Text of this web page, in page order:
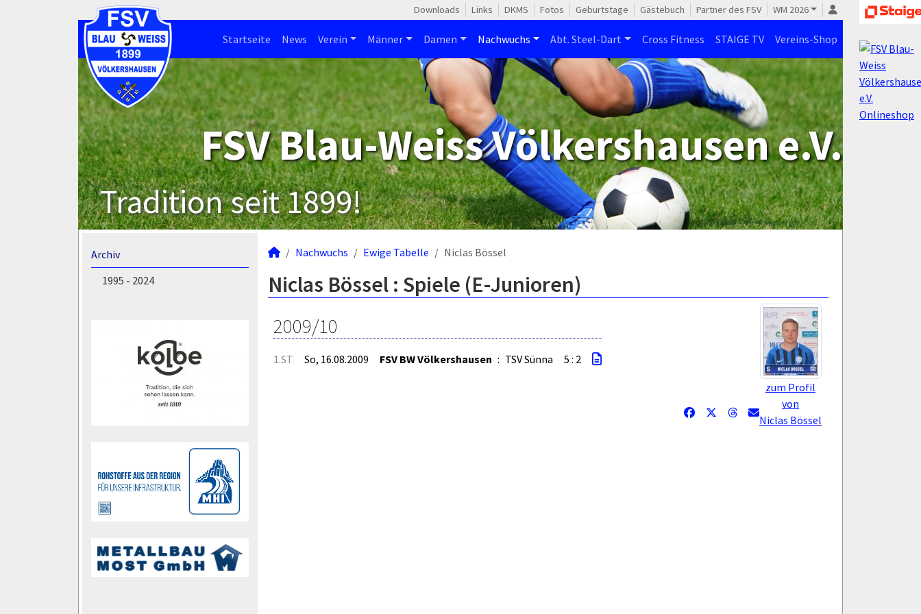
Downloads Links DKMS Fotos Geburtstage Gästebuch Partner des FSV WM 2026
Startseite News Verein Männer Damen Nachwuchs Abt. Steel-Dart Cross Fitness STAIGE TV Vereins-Shop
FSV Blau-Weiss Völkershausen e.V.
Tradition seit 1899!
Archiv
1995 - 2024
Nachwuchs Ewige Tabelle Niclas Bössel
Niclas Bössel : Spiele (E-Junioren)
zum Profil
von
Niclas Bössel
2009/10
1.ST So, 16.08.2009 FSV BW Völkershausen : TSV Sünna 5 : 2